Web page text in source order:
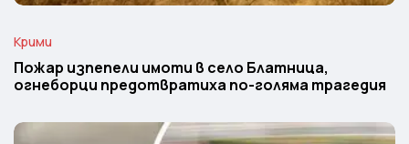
Крими
Пожар изпепели имоти в село Блатница,
огнеборци предотвратиха по-голяма трагедия